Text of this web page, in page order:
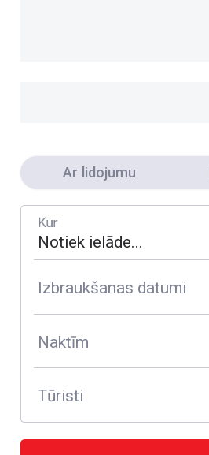
Ar lidojumu
Kur
Izbraukšanas datumi
Naktīm
Tūristi